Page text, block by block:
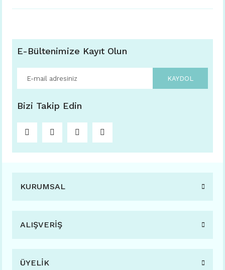
E-Bültenimize Kayıt Olun
KAYDOL
Bizi Takip Edin
KURUMSAL
ALIŞVERİŞ
ÜYELİK